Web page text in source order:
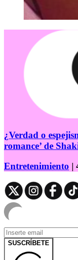
¿Verdad o
romance’ de
Entretenimiento |
SUSCRÍBETE